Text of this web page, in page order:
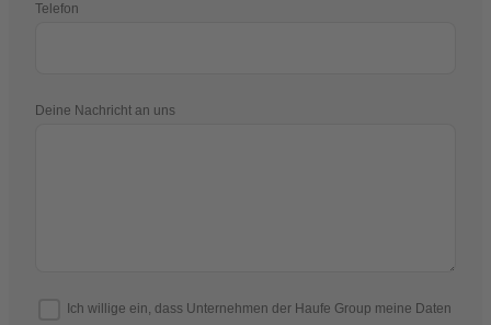
Telefon
Deine Nachricht an uns
Ich willige ein, dass Unternehmen der Haufe Group meine Daten